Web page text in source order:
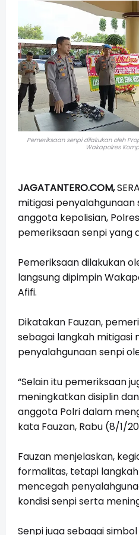
Pemeriksaan senpi dilakukan oleh
Wakapolres
JAGATANTERO.COM,
mitigasi
anggota kepolisian,
pemeriksaan senpi yang
Pemeriksaan dilakukan
langsung dipimpin
Afifi.
Dikatakan Fauzan,
sebagai langkah mitigasi
penyalahgunaan senpi
“Selain itu pemeriksaan
meningkatkan disiplin
anggota Polri dalam
kata Fauzan, Rabu (8/1/
Fauzan menjelaskan,
formalitas, tetapi
mencegah
kondisi senpi serta
Senpi juga sebagai